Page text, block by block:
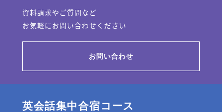
資料請求やご質問など
お気軽にお問い合わせください
お問い合わせ
英会話集中合宿コース